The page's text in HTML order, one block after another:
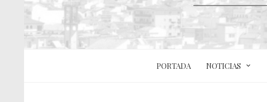
PORTADA NOTICIAS